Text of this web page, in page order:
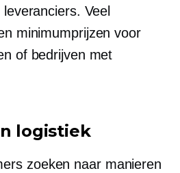
Veel
minimumprijzen voor
of bedrijven met
logistiek
zoeken naar manieren